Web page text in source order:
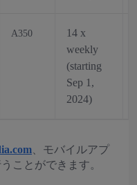
A350
14 x
weekly
(starting
Sep 1,
2024)
、モバイルアプ
ことができます。